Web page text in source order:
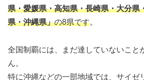
県・愛媛県・高知県・長崎県・大分県
県・沖縄県」の8県です。
全国制覇には、まだ達していないこと
ん。
特に沖縄などの一部地域では、サイゼ